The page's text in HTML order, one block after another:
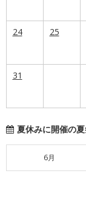
24 25
31
夏休みに開催の
6月